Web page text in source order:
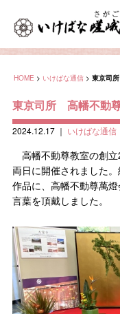
HOME > いけばな通信 > 東京司
東京司所 高幡不動
2024.12.17｜ いけばな通信
高幡不動尊教室の創
両日に開催されました
作品に、高幡不動尊萬
言葉を頂戴しました。